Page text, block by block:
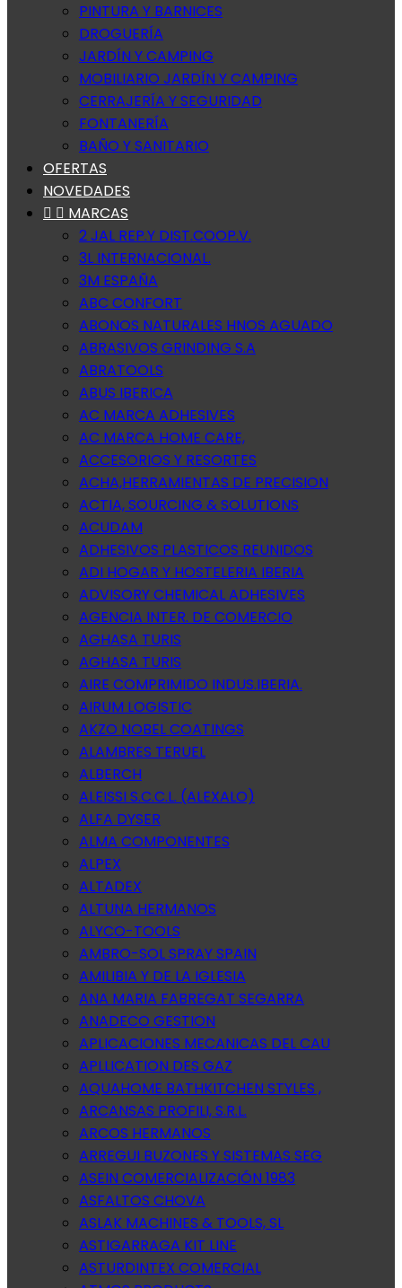
PINTURA Y BARNICES
DROGUERÍA
JARDÍN Y CAMPING
MOBILIARIO JARDÍN Y CAMPING
CERRAJERÍA Y SEGURIDAD
FONTANERÍA
BAÑO Y SANITARIO
OFERTAS
NOVEDADES
  MARCAS
2 JAL REP.Y DIST.COOP.V.
3L INTERNACIONAL.
3M ESPAÑA
ABC CONFORT
ABONOS NATURALES HNOS AGUADO
ABRASIVOS GRINDING S.A
ABRATOOLS
ABUS IBERICA
AC MARCA ADHESIVES
AC MARCA HOME CARE,
ACCESORIOS Y RESORTES
ACHA,HERRAMIENTAS DE PRECISION
ACTIA, SOURCING & SOLUTIONS
ACUDAM
ADHESIVOS PLASTICOS REUNIDOS
ADI HOGAR Y HOSTELERIA IBERIA
ADVISORY CHEMICAL ADHESIVES
AGENCIA INTER. DE COMERCIO
AGHASA TURIS
AGHASA TURIS
AIRE COMPRIMIDO INDUS.IBERIA.
AIRUM LOGISTIC
AKZO NOBEL COATINGS
ALAMBRES TERUEL
ALBERCH
ALEISSI S.C.C.L. (ALEXALO)
ALFA DYSER
ALMA COMPONENTES
ALPEX
ALTADEX
ALTUNA HERMANOS
ALYCO-TOOLS
AMBRO-SOL SPRAY SPAIN
AMILIBIA Y DE LA IGLESIA
ANA MARIA FABREGAT SEGARRA
ANADECO GESTION
APLICACIONES MECANICAS DEL CAU
APLLICATION DES GAZ
AQUAHOME BATHKITCHEN STYLES ,
ARCANSAS PROFILI, S.R.L.
ARCOS HERMANOS
ARREGUI BUZONES Y SISTEMAS SEG
ASEIN COMERCIALIZACIÓN 1983
ASFALTOS CHOVA
ASLAK MACHINES & TOOLS, SL
ASTIGARRAGA KIT LINE
ASTURDINTEX COMERCIAL